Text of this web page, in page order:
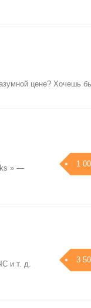
цене? Хочешь
1
» —
3
и т. д.